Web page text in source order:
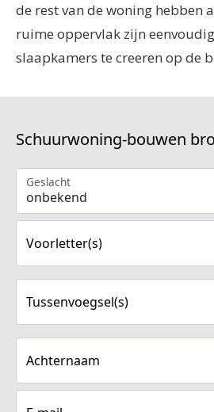
de rest van de woning hebben
ruime oppervlak zijn
slaapkamers te creeren op de